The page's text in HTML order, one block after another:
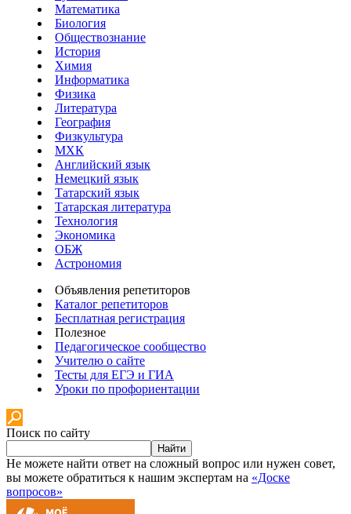
Математика
Биология
Обществознание
История
Химия
Информатика
Физика
Литература
География
Физкультура
МХК
Английский язык
Немецкий язык
Татарский язык
Татарская литература
Технология
Экономика
ОБЖ
Астрономия
Объявления репетиторов
Каталог репетиторов
Бесплатная регистрация
Полезное
Педагогическое сообщество
Учителю о сайте
Тесты для ЕГЭ и ГИА
Уроки по профориентации
Поиск по сайту
Найти
Не можете найти ответ на сложный вопрос или нужен совет,
вы можете обратиться к нашим экспертам на «Доске
вопросов»